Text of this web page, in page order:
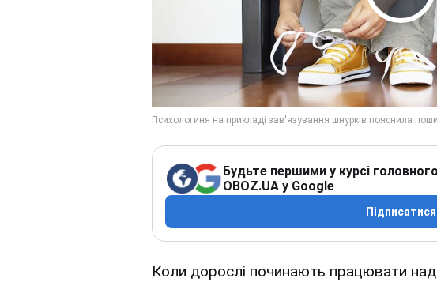
Будьте першими у курсі
OBOZ.UA у Google
Підписатися
Коли дорослі починають працювати